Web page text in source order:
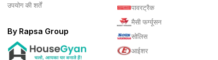
उपयोग की शर्तें
By Rapsa Group
पावरट्रैक
मैसी फर्ग्यूसन
सोलिस
आईशर